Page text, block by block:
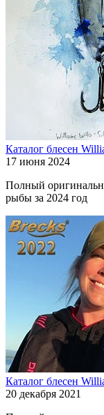
Каталог блесен
17 июня 2024
Полный
рыбы за 2024 год
Каталог блесен
20 декабря 2021